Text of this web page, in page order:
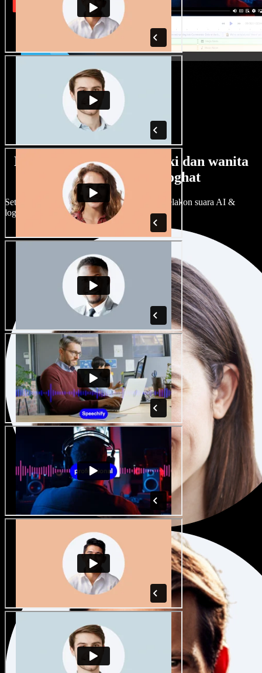
Banyak pilihan suara lelaki dan wanita
dengan pelbagai loghat
Setiap projek boleh jadi unik. Pilih ratusan pelakon suara AI &
loghat, laraskan ikut cita rasa anda.